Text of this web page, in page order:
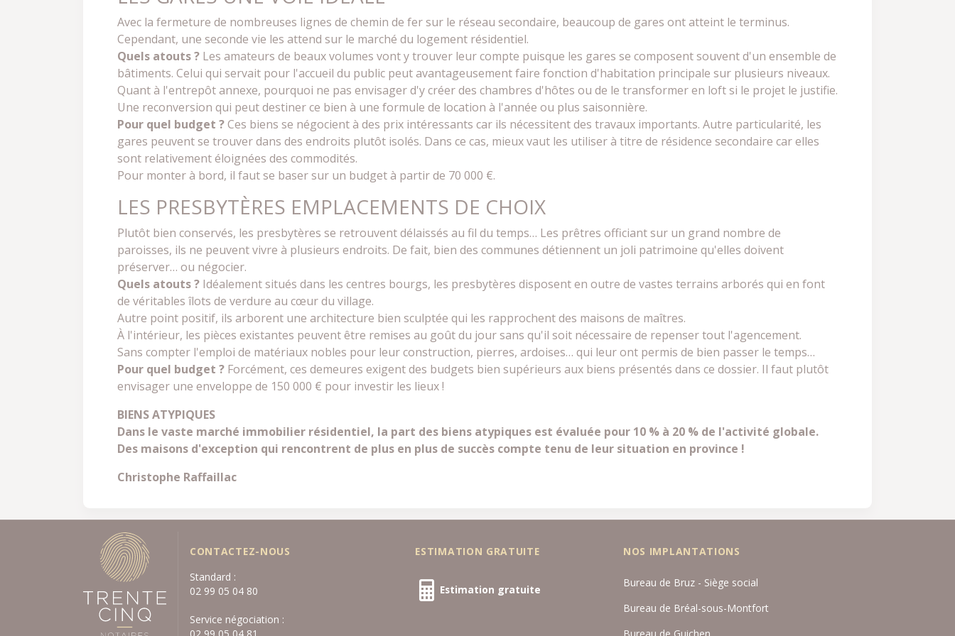
Avec la fermeture de nombreuses lignes de chemin de fer sur le réseau secondaire, beaucoup de gares ont atteint le terminus.
Cependant, une seconde vie les attend sur le marché du logement résidentiel.
Quels atouts ? Les amateurs de beaux volumes vont y trouver leur compte puisque les gares se composent souvent d'un ensemble de
bâtiments. Celui qui servait pour l'accueil du public peut avantageusement faire fonction d'habitation principale sur plusieurs niveaux.
Quant à l'entrepôt annexe, pourquoi ne pas envisager d'y créer des chambres d'hôtes ou de le transformer en loft si le projet le justifie.
Une reconversion qui peut destiner ce bien à une formule de location à l'année ou plus saisonnière.
Pour quel budget ?Ces biens se négocient à des prix intéressants car ils nécessitent des travaux importants. Autre particularité, les
gares peuvent se trouver dans des endroits plutôt isolés. Dans ce cas, mieux vaut les utiliser à titre de résidence secondaire car elles
sont relativement éloignées des commodités.
Pour monter à bord, il faut se baser sur un budget à partir de 70 000 €.
LES PRESBYTÈRES EMPLACEMENTS DE CHOIX
Plutôt bien conservés, les presbytères se retrouvent délaissés au fil du temps… Les prêtres officiant sur un grand nombre de
paroisses, ils ne peuvent vivre à plusieurs endroits. De fait, bien des communes détiennent un joli patrimoine qu'elles doivent
préserver… ou négocier.
Quels atouts ? Idéalement situés dans les centres bourgs, les presbytères disposent en outre de vastes terrains arborés qui en font
de véritables îlots de verdure au cœur du village.
Autre point positif, ils arborent une architecture bien sculptée qui les rapprochent des maisons de maîtres.
À l'intérieur, les pièces existantes peuvent être remises au goût du jour sans qu'il soit nécessaire de repenser tout l'agencement.
Sans compter l'emploi de matériaux nobles pour leur construction, pierres, ardoises… qui leur ont permis de bien passer le temps…
Pour quel budget ? Forcément, ces demeures exigent des budgets bien supérieurs aux biens présentés dans ce dossier. Il faut plutôt
envisager une enveloppe de 150 000 € pour investir les lieux !
BIENS ATYPIQUES
Dans le vaste marché immobilier résidentiel, la part des biens atypiques est évaluée pour 10 % à 20 % de l'activité globale.
Des maisons d'exception qui rencontrent de plus en plus de succès compte tenu de leur situation en province !
Christophe Raffaillac
CONTACTEZ-NOUS
Standard :
02 99 05 04 80
Service négociation :
ESTIMATION GRATUITE
Estimation gratuite
NOS IMPLANTATIONS
Bureau de Bruz - Siège social
Bureau de Bréal-sous-Montfort